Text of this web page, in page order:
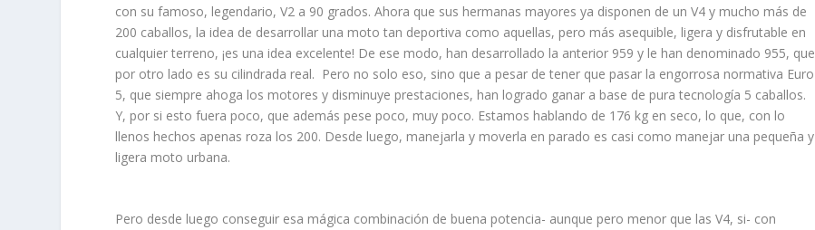
con su famoso, legendario, V2 a 90 grados. Ahora que sus hermanas mayores ya disponen de un V4 y mucho más de
200 caballos, la idea de desarrollar una moto tan deportiva como aquellas, pero más asequible, ligera y disfrutable en
cualquier terreno, ¡es una idea excelente! De ese modo, han desarrollado la anterior 959 y le han denominado 955, que
por otro lado es su cilindrada real. Pero no solo eso, sino que a pesar de tener que pasar la engorrosa normativa Euro
5, que siempre ahoga los motores y disminuye prestaciones, han logrado ganar a base de pura tecnología 5 caballos.
Y, por si esto fuera poco, que además pese poco, muy poco. Estamos hablando de 176 kg en seco, lo que, con lo
llenos hechos apenas roza los 200. Desde luego, manejarla y moverla en parado es casi como manejar una pequeña y
ligera moto urbana.
Pero desde luego conseguir esa mágica combinación de buena potencia- aunque pero menor que las V4, si- con